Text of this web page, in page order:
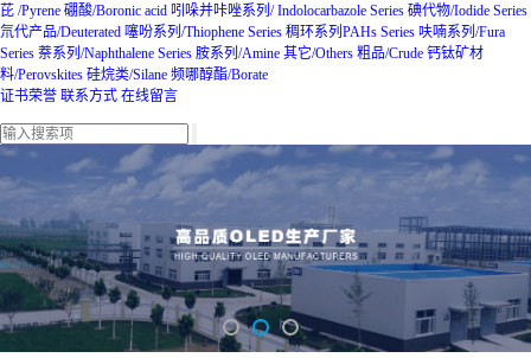
芘 /Pyrene 硼酸/Boronic acid 吲哚并咔唑系列/ Indolocarbazole Series 碘代物/Iodide Series
氘代产品/Deuterated 噻吩系列/Thiophene Series 稠环系列PAHs Series 呋喃系列/Fura
Series 萘系列/Naphthalene Series 胺系列/Amine 其它/Others 粗品/Crude 钙钛矿材
料/Perovskites 硅烷类/Silane 频哪醇酯/Borate
证书荣誉 联系方式 在线留言